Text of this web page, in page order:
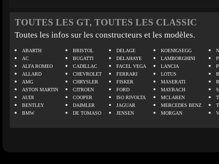
TOUTES LES GT, TOUTES LES CLASSIC
Toutes les infos sur les constructeurs et les modèles.
ABARTH
AC
ALFA ROMEO
ALLARD
AMG
ASTON MARTIN
AUDI
BENTLEY
BMW
BRISTOL
BUGATTI
CADILLAC
CHEVROLET
CHRYSLER
CITROEN
COOPER
DAIMLER
DE TOMASO
DELAGE
DELAHAYE
FACEL VEGA
FERRARI
FISKER
FORD
ISO RIVOLTA
JAGUAR
JENSEN
KOENIGSEGG
LAMBORGHINI
LANCIA
LOTUS
MASERATI
MAYBACH
MCLAREN
MERCEDES BENZ
MORGAN